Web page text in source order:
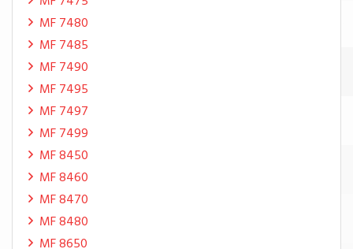
MF 7480
MF 7485
MF 7490
MF 7495
MF 7497
MF 7499
MF 8450
MF 8460
MF 8470
MF 8480
MF 8650